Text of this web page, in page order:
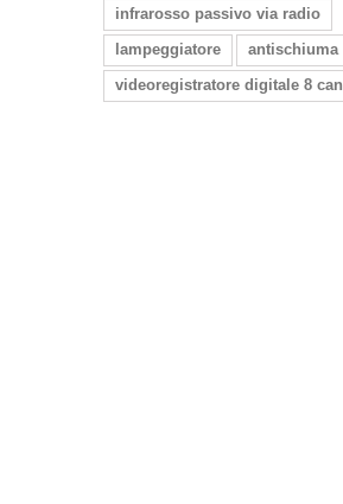
infrarosso passivo via radio
lampeggiatore
antischiuma
videoregistratore digitale 8 can